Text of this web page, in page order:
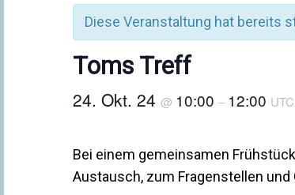
Diese Veranstaltung hat bereits
Toms Treff
24. Okt. 24 @ 10:00 – 12:00
Bei einem gemeinsamen
Austausch, zum Fragenstellen